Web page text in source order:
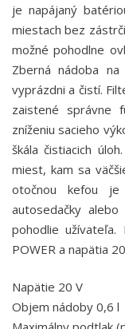
je napájaný
miestach bez
možné pohodlne
Zberná nádoba
vyprázdni a čistí.
zaistené správne
zníženiu sacieho
škála čistiacich
miest, kam sa
otočnou kefou
autosedačky
pohodlie
POWER a napätia
Napätie 20 V
Objem nádoby 0,6 l